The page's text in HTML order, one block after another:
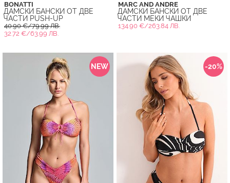
BONATTI
ДАМСКИ БАНСКИ ОТ ДВЕ
ЧАСТИ PUSH-UP
40.90 €/79.99 ЛВ.
32.72 €/63.99 ЛВ.
MARC AND ANDRE
ДАМСКИ БАНСКИ ОТ ДВЕ
ЧАСТИ МЕКИ ЧАШКИ
134.90 €/263.84 ЛВ.
NEW -20%